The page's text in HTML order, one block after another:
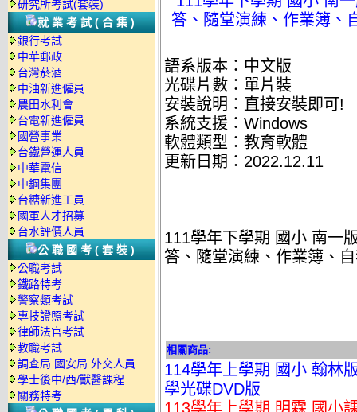
研究所考試(套裝)
就業考試(合集)
銀行考試
中華郵政
台灣菸酒
中油新進僱員
農田水利會
台電新進僱員
國營事業
台鐵營運人員
中華電信
中鋼集團
台糖新進工員
國軍人才招募
台水評價人員
公職國考(套裝)
公職考試
鐵路特考
警察類考試
專技證照考試
律師法官考試
教職考試
調查局.國安局.外交人員
學士後中/西/獸醫課程
關務特考
答、隨堂演練、作業簿、
語系版本：中文版
光碟片數：單片裝
安裝說明：直接安裝即可!
系統支援：Windows
軟體類型：教育軟體
更新日期：2022.12.11
111學年下學期 國小 南一
答、隨堂演練、作業簿、
相關商品:
114學年上學期 國小 翰林
學光碟DVD版
113學年上學期 明霖 國小